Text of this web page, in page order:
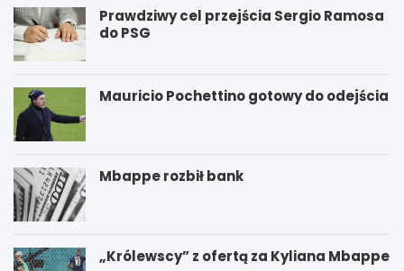
Prawdziwy cel przejścia Sergio Ramosa
do PSG
Mauricio Pochettino gotowy do odejścia
Mbappe rozbił bank
„Królewscy” z ofertą za Kyliana Mbappe